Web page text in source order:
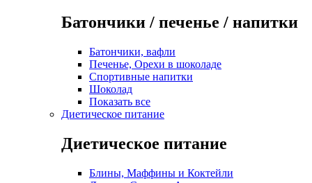
Батончики / печенье / напитки
Батончики, вафли
Печенье, Орехи в шоколаде
Спортивные напитки
Шоколад
Показать все
Диетическое питание
Диетическое питание
Блины, Маффины и Коктейли